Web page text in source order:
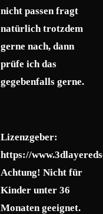
nicht passen fragt
natürlich trotzdem
gerne nach, dann
prüfe ich das
gegebenfalls gerne.
Lizenzgeber:
https://
Achtung! Nicht für
Kinder unter 36
Monaten geeignet.